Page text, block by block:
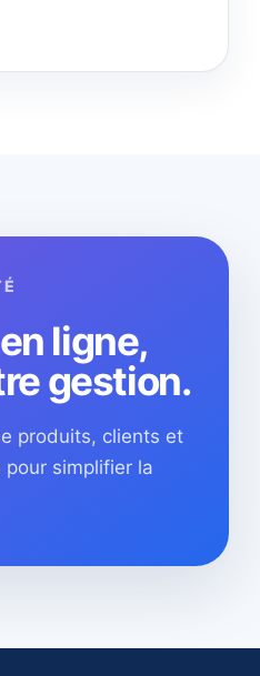
ligne,
gestion.
produits, clients et
simplifier la